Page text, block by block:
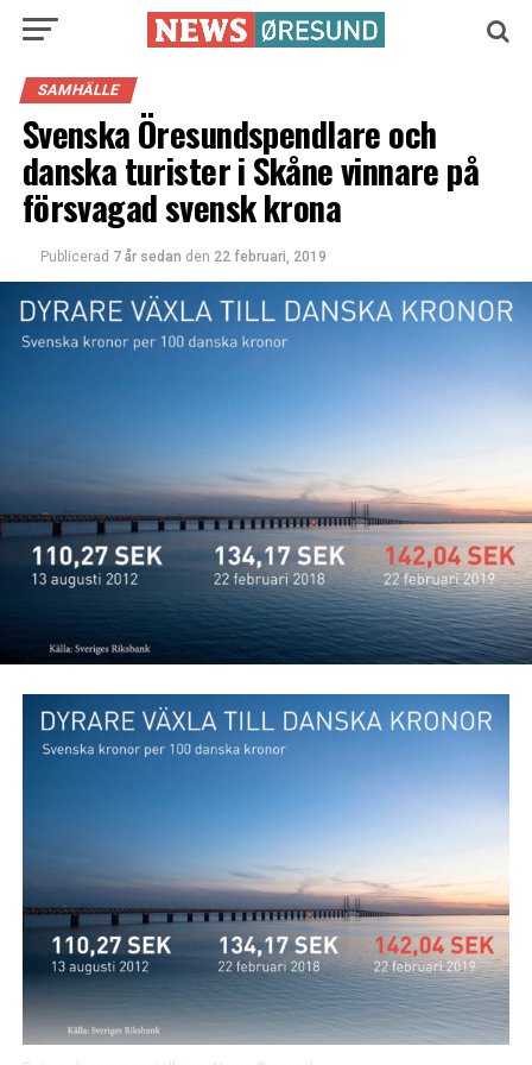
SAMHÄLLE
Svenska Öresundspendlare och
danska turister i Skåne vinnare på
försvagad svensk krona
Publicerad 7 år sedan den 22 februari, 2019